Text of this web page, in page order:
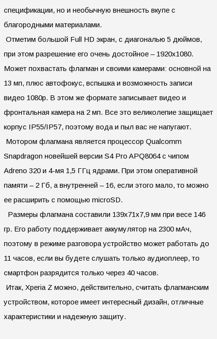
спецификации, но и необычную внешность вкупе с
благородными материалами.
Отметим большой Full HD экран, с диагональю 5 дюймов,
при этом разрешение его очень достойное – 1920х1080.
Может похвастать флагман и своими камерами: основной на
13 мп, плюс автофокус, вспышка и возможность записи
видео 1080р. В этом же формате записывает видео и
фронтальная камера на 2 мп. Все это великолепие защищает
корпус IP55/IP57, поэтому вода и пыл вас не напугают.
Мотором флагмана является процессор Qualcomm
Snapdragon новейшей версии S4 Pro APQ8064 с чипом
Adreno 320 и 4-мя 1,5 ГГц ядрами. При этом оперативной
памяти – 2 Гб, а внутренней – 16, если этого мало, то можно
ее расширить с помощью microSD.
Размеры флагмана составили 139х71х7,9 мм при весе 146
гр. Его работу поддерживает аккумулятор на 2300 мАч,
поэтому в режиме разговора устройство может работать до
11 часов, если вы будете слушать только аудиоплеер, то
смартфон разрядится только через 40 часов.
Итак, Xperia Z можно, действительно, считать флагманским
устройством, которое имеет интересный дизайн, отличные
характеристики и надежную защиту.